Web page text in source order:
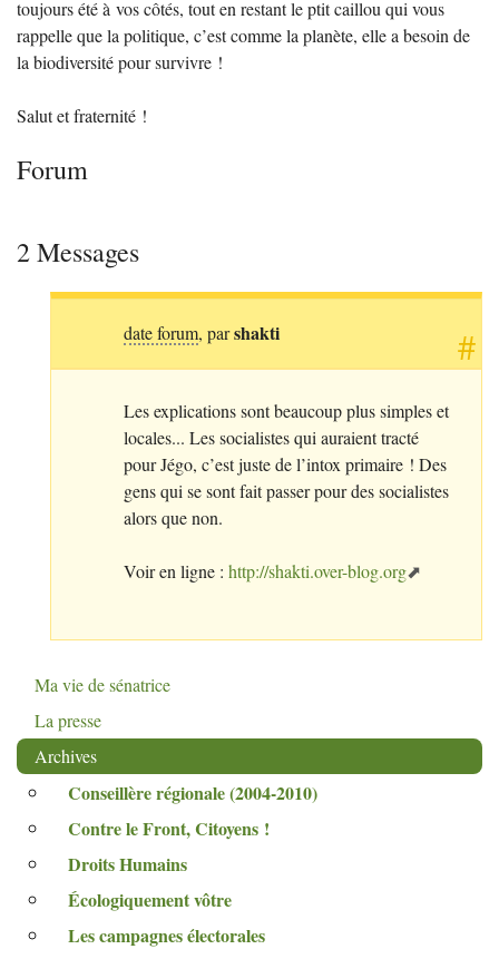
toujours été à vos côtés, tout en restant le ptit caillou qui vous
rappelle que la politique, c’est comme la planète, elle a besoin de
la biodiversité pour survivre !
Salut et fraternité !
Forum
2 Messages
#
date forum, parshakti
Les explications sont beaucoup plus simples et
locales... Les socialistes qui auraient tracté
pour Jégo, c’est juste de l’intox primaire ! Des
gens qui se sont fait passer pour des socialistes
alors que non.
Voir en ligne : http://shakti.over-blog.org
Ma vie de sénatrice
La presse
Archives
Conseillère régionale (2004-2010)
Contre le Front, Citoyens !
Droits Humains
Écologiquement vôtre
Les campagnes électorales